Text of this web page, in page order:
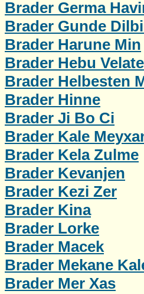
Brader Germa
Brader Gunde
Brader Harune Min
Brader Hebu
Brader Helbesten
Brader Hinne
Brader Ji Bo Ci
Brader Kale
Brader Kela Zulme
Brader Kevanjen
Brader Kezi Zer
Brader Kina
Brader Lorke
Brader Macek
Brader Mekane
Brader Mer Xas